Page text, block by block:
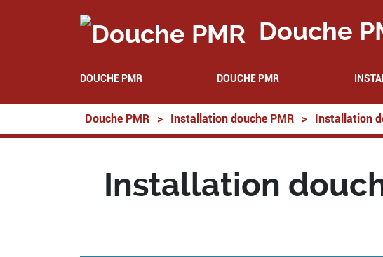
Douche
DOUCHE PMR DOUCHE PMR
Douche PMR > Installation douche PMR > Installation
Installation